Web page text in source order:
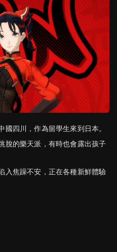
四川，作為留學生來到日本。
脫的樂天派，有時也會露出孩子
入焦躁不安，正在各種新鮮體驗